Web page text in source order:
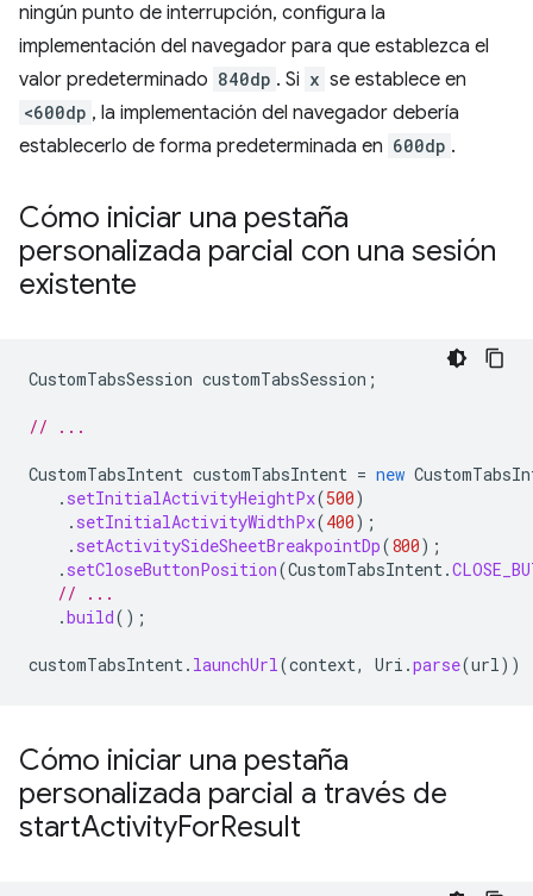
ningún punto de interrupción, configura la
implementación del navegador para que establezca el
valor predeterminado 840dp . Si x se establece en
<600dp , la implementación del navegador debería
establecerlo de forma predeterminada en 600dp .
Cómo iniciar una pestaña
personalizada parcial con una sesión
existente
CustomTabsSession customTabsSession ;
// ...
CustomTabsIntent customTabsIntent = new
. setInitialActivityHeightPx(500)
. setInitialActivityWidthPx(400);
. setActivitySideSheetBreakpointDp(800);
. setCloseButtonPosition(CustomTabsIntent.
// ...
.build();
customTabsIntent. launchUrl(context, Uri .parse(url))
Cómo iniciar una pestaña
personalizada parcial a través de
startActivityForResult